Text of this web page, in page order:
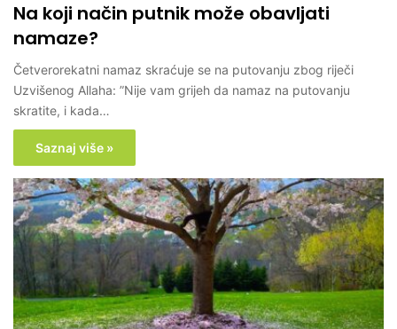
Na koji način putnik može obavljati
namaze?
Četverorekatni namaz skraćuje se na putovanju zbog riječi
Uzvišenog Allaha: ”Nije vam grijeh da namaz na putovanju
skratite, i kada…
Saznaj više »